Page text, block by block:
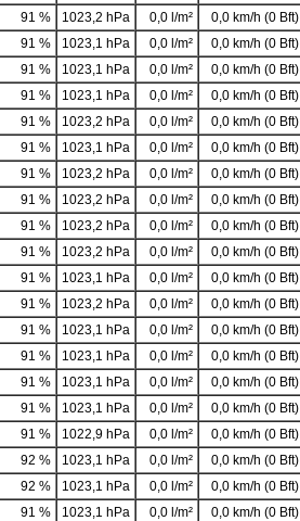
91 % 1023,2 hPa 0,0 l/m² 0,0 km/h (0 Bft)
91 % 1023,1 hPa 0,0 l/m² 0,0 km/h (0 Bft)
91 % 1023,1 hPa 0,0 l/m² 0,0 km/h (0 Bft)
91 % 1023,1 hPa 0,0 l/m² 0,0 km/h (0 Bft)
91 % 1023,2 hPa 0,0 l/m² 0,0 km/h (0 Bft)
91 % 1023,1 hPa 0,0 l/m² 0,0 km/h (0 Bft)
91 % 1023,2 hPa 0,0 l/m² 0,0 km/h (0 Bft)
91 % 1023,2 hPa 0,0 l/m² 0,0 km/h (0 Bft)
91 % 1023,2 hPa 0,0 l/m² 0,0 km/h (0 Bft)
91 % 1023,2 hPa 0,0 l/m² 0,0 km/h (0 Bft)
91 % 1023,1 hPa 0,0 l/m² 0,0 km/h (0 Bft)
91 % 1023,2 hPa 0,0 l/m² 0,0 km/h (0 Bft)
91 % 1023,1 hPa 0,0 l/m² 0,0 km/h (0 Bft)
91 % 1023,1 hPa 0,0 l/m² 0,0 km/h (0 Bft)
91 % 1023,1 hPa 0,0 l/m² 0,0 km/h (0 Bft)
91 % 1023,1 hPa 0,0 l/m² 0,0 km/h (0 Bft)
91 % 1022,9 hPa 0,0 l/m² 0,0 km/h (0 Bft)
92 % 1023,1 hPa 0,0 l/m² 0,0 km/h (0 Bft)
92 % 1023,1 hPa 0,0 l/m² 0,0 km/h (0 Bft)
91 % 1023,1 hPa 0,0 l/m² 0,0 km/h (0 Bft)